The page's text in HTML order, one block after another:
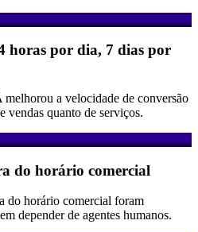
horas por dia, 7 dias por
melhorou a velocidade de conversão
vendas quanto de serviços.
do horário comercial
do horário comercial foram
depender de agentes humanos.